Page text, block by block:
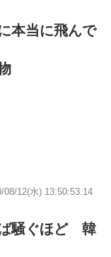
本当に飛んで
08/12(水) 13:50:53.14
騒ぐほど 韓